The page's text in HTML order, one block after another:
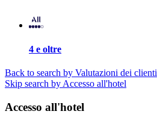
4 e oltre
Back to search by Valutazioni dei clienti
Skip search by Accesso all'hotel
Accesso all'hotel